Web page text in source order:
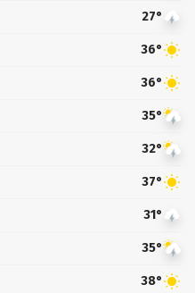
27°
36°
36°
35°
32°
37°
31°
35°
38°